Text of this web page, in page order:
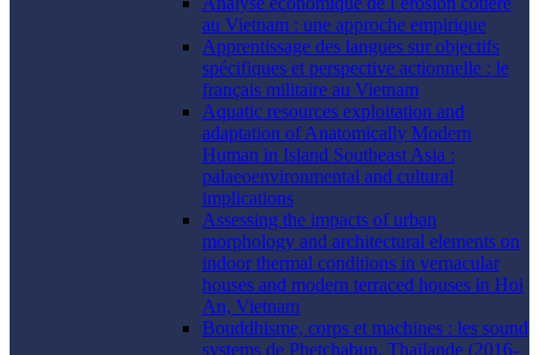
au Vietnam : une approche empirique
Apprentissage des langues sur objectifs
spécifiques et perspective actionnelle : le
français militaire au Vietnam
Aquatic resources exploitation and
adaptation of Anatomically Modern
Human in Island Southeast Asia :
palaeoenvironmental and cultural
implications
Assessing the impacts of urban
morphology and architectural elements on
indoor thermal conditions in vernacular
houses and modern terraced houses in Hoi
An, Vietnam
Bouddhisme, corps et machines : les sound
systems de Phetchabun, Thaïlande (2016-